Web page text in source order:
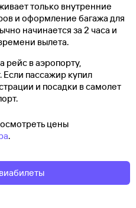
только внутренние
и оформление багажа для
начинается за 2 часа и
вылета.
рейс в аэропорту,
Если пассажир купил
и посадки в самолет
цены
.